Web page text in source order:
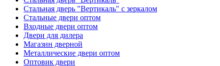
Стальная дверь "Вертикаль" с зеркалом
Стальные двери оптом
Входные двери оптом
Двери для дилера
Магазин дверной
Металлические двери оптом
Оптовик двери